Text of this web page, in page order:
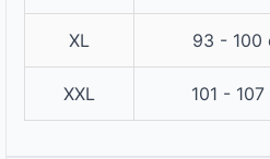
XL 93 - 100
XXL 101 - 107